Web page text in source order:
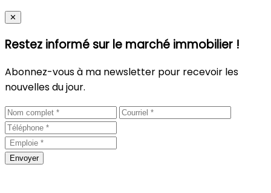
Close
✕
Restez informé sur le marché immobilier !
Abonnez-vous à ma newsletter pour recevoir les
nouvelles du jour.
Envoyer